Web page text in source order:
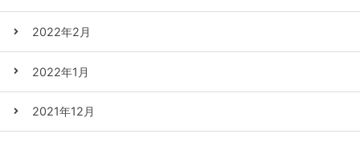
2022年2月
2022年1月
2021年12月